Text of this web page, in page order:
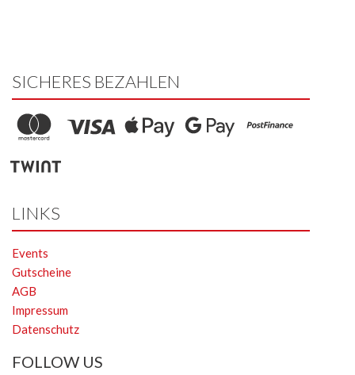
SICHERES BEZAHLEN
LINKS
Events
Gutscheine
AGB
Impressum
Datenschutz
FOLLOW US